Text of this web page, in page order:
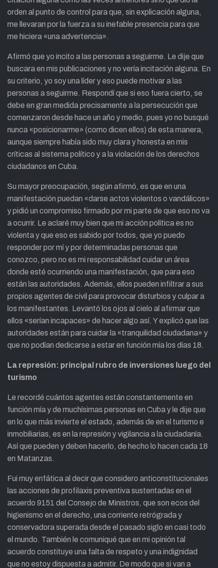
orden al punto de control para que, sin explicación alguna,
me llevaran por la fuerza a su inefable presencia para que
me hiciera «una advertencia».
Afirmó que yo incito a las personas a seguirme. Le dije que
buscara en mis publicaciones y no vería incitación alguna. En
su criterio, yo soy una líder y eso puede motivar a las
personas a seguirme. Respondí que si eso fuera cierto, se
debe en gran medida precisamente a la persecución que
comenzaron desde hace un año y medio, pues yo no busqué
nunca «posicionarme» (como dicen ellos) de esta manera,
aunque siempre había sido muy clara y honesta en mis
críticas al sistema político y a la violación de los derechos
ciudadanos en Cuba.
Su mayor preocupación, según afirmó, es que en una
manifestación puedan «darse actos violentos o vandálicos»
y pidió un compromiso firmado por mi parte de que eso no va
a ocurrir. Le aclaré muy bien que mi acción política es no
violenta y que eso es sabido por todos, que yo puedo
responder por mí y por determinadas personas que
conozco, pero no es mi responsabilidad cuidar un área
donde esté ocurriendo una manifestación, que para eso
están las autoridades. Además, ellos pueden infiltrar a sus
propios agentes de civil para provocar disturbios y culpar a
los manifestantes. Levantó los ojos al cielo al afirmar que
ellos «serían incapaces» de hacer algo así. Y explicó que las
autoridades están para cuidar la «tranquilidad ciudadana» y
que no podían dedicarse a estar en función mía los días 18.
La represión: principal rubro de inversiones luego del
turismo
Le recordé cuántos agentes están constantemente en
función mía y de muchísimas personas en Cuba y le dije que
en lo que más invierte el estado, además de en el turismo e
inmobiliarias, es en la represión y vigilancia a la ciudadanía.
Así que pueden y deben hacerlo, de hecho lo hacen cada 18
en Matanzas.
Fui muy enfática al decir que considero anticonstitucionales
las acciones de profilaxis preventiva sustentadas en el
acuerdo 9151 del Consejo de Ministros, que son ecos del
higienismo en el derecho, una corriente retrógrada y
conservadora superada desde el pasado siglo en casi todo
el mundo. También le comuniqué que en mi opinión tal
acuerdo constituye una falta de respeto y una indignidad
que no estoy dispuesta a admitir. De modo que si van a